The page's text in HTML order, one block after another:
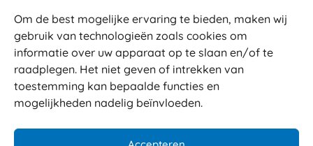
Om de best mogelijke ervaring te bieden, maken wij
gebruik van technologieën zoals cookies om
informatie over uw apparaat op te slaan en/of te
raadplegen. Het niet geven of intrekken van
toestemming kan bepaalde functies en
mogelijkheden nadelig beïnvloeden.
Betalen
Levering
Retouren
Service en garantie